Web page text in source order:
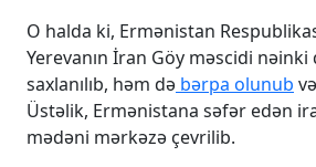
O halda ki, Ermənistan
Yerevanın İran Göy məscidi
saxlanılıb, həm də bərpa olunub
Üstəlik, Ermənistana səfər edən
mədəni mərkəzə çevrilib.